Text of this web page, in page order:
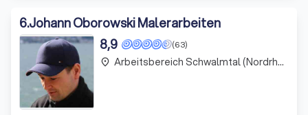
6.Johann Oborowski Malerarbeiten
(63)
8,9
place Arbeitsbereich Schwalmtal (Nordrhein-Westfalen)